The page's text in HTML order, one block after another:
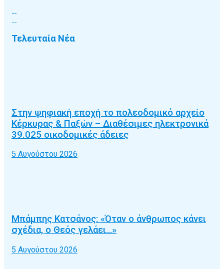
Τελευταία Νέα
Στην ψηφιακή εποχή το πολεοδομικό αρχείο
Κέρκυρας & Παξών – Διαθέσιμες ηλεκτρονικά
39.025 οικοδομικές άδειες
5 Αυγούστου 2026
Μπάμπης Κατσάνος: «Όταν ο άνθρωπος κάνει
σχέδια, ο Θεός γελάει…»
5 Αυγούστου 2026